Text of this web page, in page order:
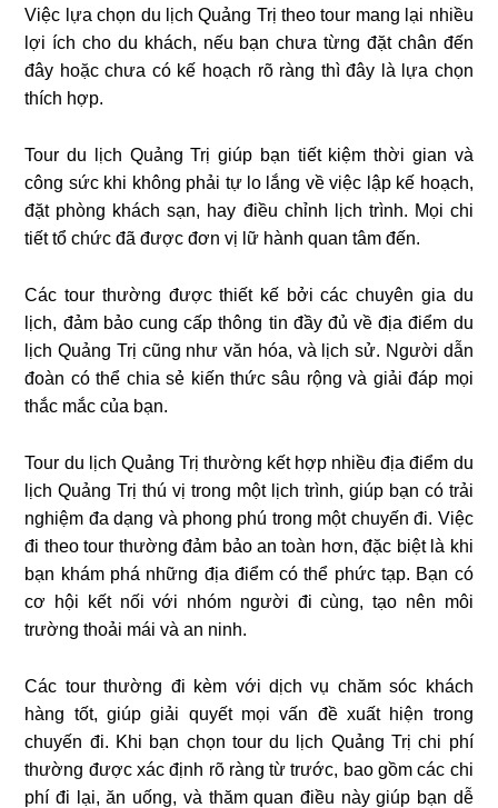
Việc lựa chọn du lịch Quảng Trị theo tour mang lại nhiều
lợi ích cho du khách, nếu bạn chưa từng đặt chân đến
đây hoặc chưa có kế hoạch rõ ràng thì đây là lựa chọn
thích hợp.
Tour du lịch Quảng Trị giúp bạn tiết kiệm thời gian và
công sức khi không phải tự lo lắng về việc lập kế hoạch,
đặt phòng khách sạn, hay điều chỉnh lịch trình. Mọi chi
tiết tổ chức đã được đơn vị lữ hành quan tâm đến.
Các tour thường được thiết kế bởi các chuyên gia du
lịch, đảm bảo cung cấp thông tin đầy đủ về địa điểm du
lịch Quảng Trị cũng như văn hóa, và lịch sử. Người dẫn
đoàn có thể chia sẻ kiến thức sâu rộng và giải đáp mọi
thắc mắc của bạn.
Tour du lịch Quảng Trị thường kết hợp nhiều địa điểm du
lịch Quảng Trị thú vị trong một lịch trình, giúp bạn có trải
nghiệm đa dạng và phong phú trong một chuyến đi. Việc
đi theo tour thường đảm bảo an toàn hơn, đặc biệt là khi
bạn khám phá những địa điểm có thể phức tạp. Bạn có
cơ hội kết nối với nhóm người đi cùng, tạo nên môi
trường thoải mái và an ninh.
Các tour thường đi kèm với dịch vụ chăm sóc khách
hàng tốt, giúp giải quyết mọi vấn đề xuất hiện trong
chuyến đi. Khi bạn chọn tour du lịch Quảng Trị chi phí
thường được xác định rõ ràng từ trước, bao gồm các chi
phí đi lại, ăn uống, và thăm quan điều này giúp bạn dễ